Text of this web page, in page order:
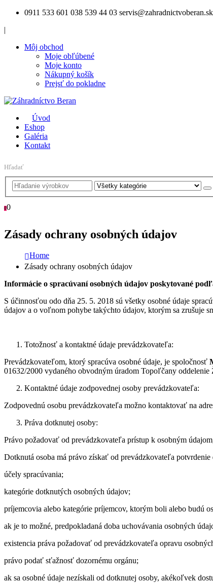
0911 533 601 038 539 44 03 servis@zahradnictvoberan.sk
|
Môj obchod
Moje obľúbené
Moje konto
Nákupný košík
Prejsť do pokladne
Úvod
Eshop
Galéria
Kontakt
Hľadať
00
Zásady ochrany osobných údajov
Home
Zásady ochrany osobných údajov
Informácie o spracúvaní osobných údajov poskytované
S účinnosťou odo dňa 25. 5. 2018 sú všetky osobné údaje
údajov a o voľnom pohybe takýchto údajov, ktorým sa zrušuje
Totožnosť a kontaktné údaje prevádzkovateľa:
Prevádzkovateľom, ktorý spracúva osobné údaje, je spoločnosť
01632/2000 vydaného obvodným úradom Topoľčany oddelenie
Kontaktné údaje zodpovednej osoby prevádzkovateľa:
Zodpovednú osobu prevádzkovateľa možno kontaktovať na
Práva dotknutej osoby:
Právo požadovať od prevádzkovateľa prístup k osobným
Dotknutá osoba má právo získať od prevádzkovateľa
účely spracúvania;
kategórie dotknutých osobných údajov;
príjemcovia alebo kategórie príjemcov, ktorým boli alebo budú
ak je to možné, predpokladaná doba uchovávania osobných
existencia práva požadovať od prevádzkovateľa opravu
právo podať sťažnosť dozornému orgánu;
ak sa osobné údaje nezískali od dotknutej osoby, akékoľvek